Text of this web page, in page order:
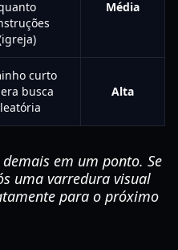
Média
curto
busca
Alta
em um ponto. Se
uma varredura visual
para o próximo